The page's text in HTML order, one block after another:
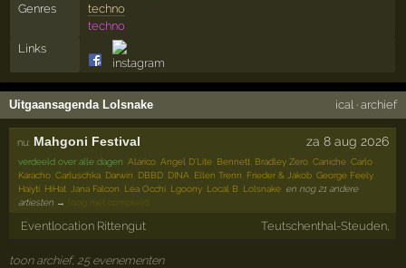
Genres
techno
techno
Links
Uitgaansagenda Lolsnake ical· archief
nu: Mahgoni Festival za 8 aug 2026
verdeeld over alle dagen :Alarico ,Angel D'Lite Bennett Bradley Zero ,Caniche ,Carlo
Karacho ,Carluschka Darwin DBBD DINA Ellen Trenn Frieder & Jakob ,George Feely
Haiyti HiHat Jana Falcon Léa Occhi Lgoony Local B Lolsnake en nog 21 andere
artiesten →
(nog niet compleet)
Eventlocation Rittengut Teutschenthal-Steuden,
toon archief, 25 evenementen